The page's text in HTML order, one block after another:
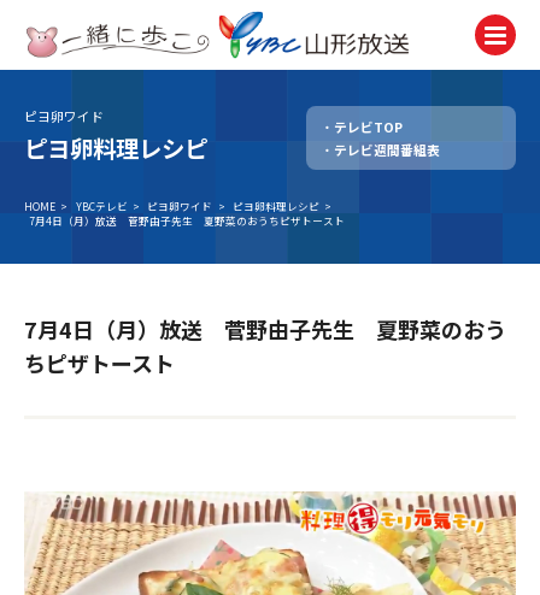
テレビ
TV
ラジオ
Radio
アナウンサー
Announcer
試写会・プレゼント
Present
ピヨ卵ワイド
ピヨ卵料理レシピ
テレビTOP
テレビ週間番組表
HOME > YBCテレビ > ピヨ卵ワイド > ピヨ卵料理レシピ >
7月4日（月）放送 菅野由子先生 夏野菜のおうちピザトースト
7月4日（月）放送 菅野由子先生 夏野菜のおう
ちピザトースト